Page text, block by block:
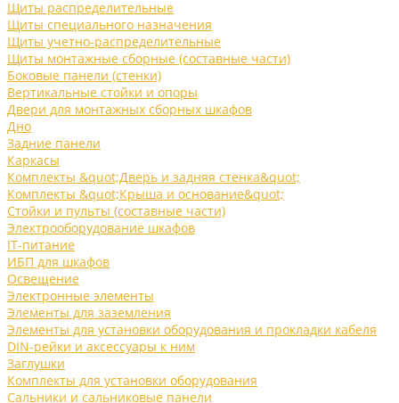
Щиты распределительные
Щиты специального назначения
Щиты учетно-распределительные
Щиты монтажные сборные (составные части)
Боковые панели (стенки)
Вертикальные стойки и опоры
Двери для монтажных сборных шкафов
Дно
Задние панели
Каркасы
Комплекты &quot;Дверь и задняя стенка&quot;
Комплекты &quot;Крыша и основание&quot;
Стойки и пульты (составные части)
Электрооборудование шкафов
IT-питание
ИБП для шкафов
Освещение
Электронные элементы
Элементы для заземления
Элементы для установки оборудования и прокладки кабеля
DIN-рейки и аксессуары к ним
Заглушки
Комплекты для установки оборудования
Сальники и сальниковые панели